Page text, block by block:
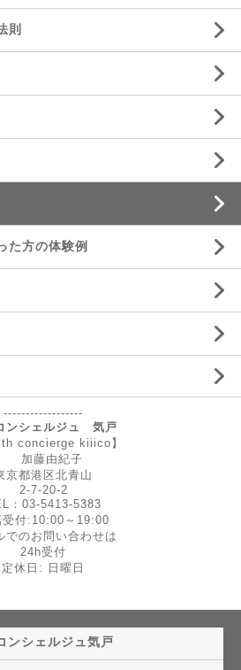
則
た方の体験例
------------------
ンシェルジュ 気戸
concierge kiiico】
加藤由紀子
京都港区北青山
2-7-20-2
：03-5413-5383
受付:10:00～19:00
でのお問い合わせは
24h受付
定休日: 日曜日
ンシェルジュ気戸